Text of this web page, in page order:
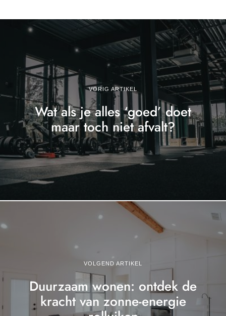
VORIG ARTIKEL
Wat als je alles ‘goed’ doet
maar toch niet afvalt?
VOLGEND ARTIKEL
Duurzaam wonen: ontdek de
kracht van zonne-energie